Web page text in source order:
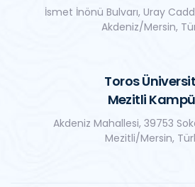
İsmet İnönü Bulvarı, Uray
Akdeniz/Mersin,
Toros
Mezitli
Akdeniz Mahallesi, 39753
Mezitli/Mersin,